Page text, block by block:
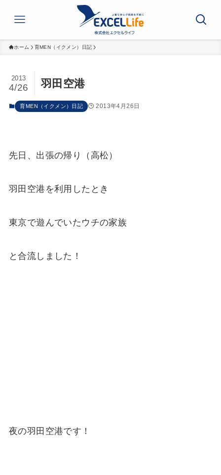
ホーム 育MEN（イクメン）日記
羽田空港
2013
4/26
育MEN（イクメン）日記 2013年4月26日
先日、出張の帰り（高松）
羽田空港を利用したとき
東京で遊んでいたウチの家族
と合流しました！
夜の羽田空港です！